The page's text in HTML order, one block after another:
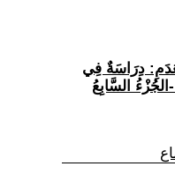
دِرَاسَةٌ فِي
السَّابِعُ